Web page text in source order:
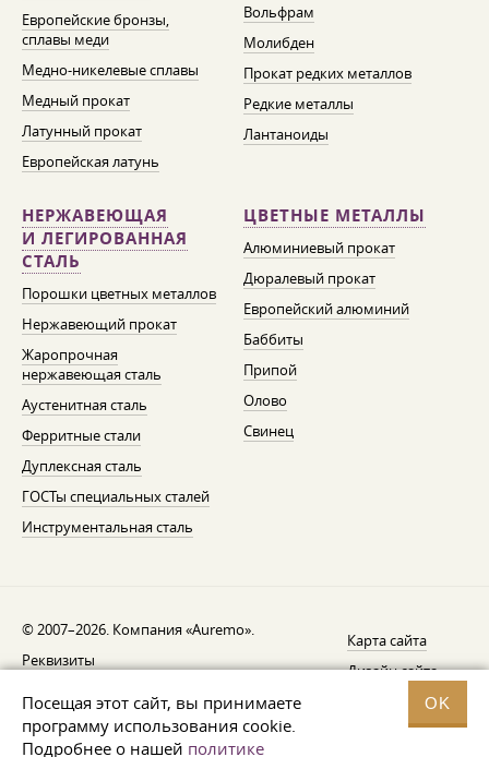
Посещая этот сайт, вы принимаете
программу использования cookie.
Подробнее о нашей политике
OK
Европейские бронзы,
сплавы меди
Медно-никелевые сплавы
Медный прокат
Латунный прокат
Европейская латунь
Вольфрам
Молибден
Прокат редких металлов
Редкие металлы
Лантаноиды
НЕРЖАВЕЮЩАЯ
И ЛЕГИРОВАННАЯ
СТАЛЬ
Порошки цветных металлов
Нержавеющий прокат
Жаропрочная
нержавеющая сталь
Аустенитная сталь
Ферритные стали
Дуплексная сталь
ГОСТы специальных сталей
Инструментальная сталь
ЦВЕТНЫЕ МЕТАЛЛЫ
Алюминиевый прокат
Дюралевый прокат
Европейский алюминий
Баббиты
Припой
Олово
Свинец
© 2007–2026. Компания «Auremo».
Реквизиты
Уведомление об отзыве
Защита данных
Карта сайта
Дизайн сайта —